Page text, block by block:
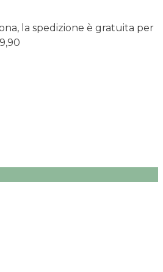
la spedizione è gratuita per